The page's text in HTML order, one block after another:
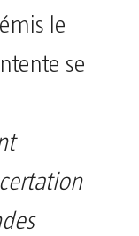
le
se